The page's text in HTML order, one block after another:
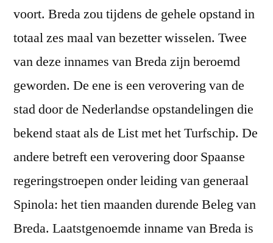
voort. Breda zou tijdens de gehele opstand in
totaal zes maal van bezetter wisselen. Twee
van deze innames van Breda zijn beroemd
geworden. De ene is een verovering van de
stad door de Nederlandse opstandelingen die
bekend staat als de List met het Turfschip. De
andere betreft een verovering door Spaanse
regeringstroepen onder leiding van generaal
Spinola: het tien maanden durende Beleg van
Breda. Laatstgenoemde inname van Breda is